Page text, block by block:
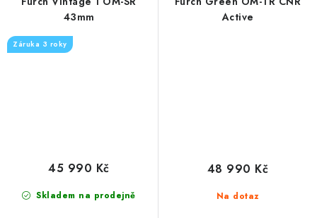
43mm
Záruka 3 roky
Skladem na prodejně
45 990 Kč
Active
Na dotaz
48 990 Kč